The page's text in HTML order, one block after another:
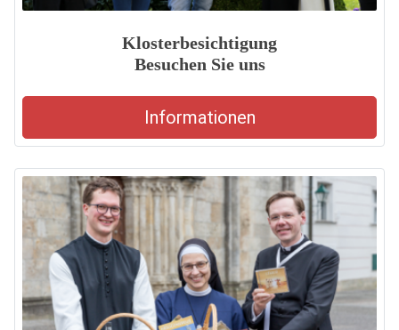
Klosterbesichtigung
Besuchen Sie uns
Informationen